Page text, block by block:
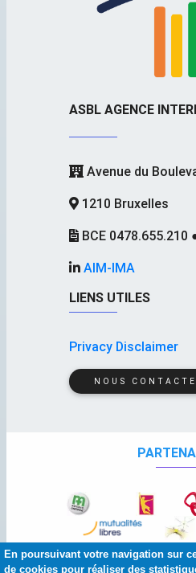
En poursuivant votre navigation sur
de cookies pour réaliser des
ASBL AGENCE
Avenue du
1210 Bruxelles
BCE 0478.655.210
AIM-IMA
LIENS UTILES
Privacy Disclaimer
NOUS